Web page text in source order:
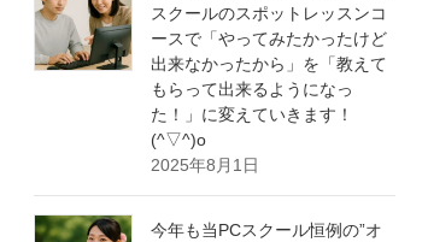
スクールのスポットレッスンコ
ースで「やってみたかったけど
出来なかったから」を「教えて
もらって出来るようになっ
た！」に変えていきます！
(^▽^)o
2025年8月1日
今年も当PCスクール恒例の”オ